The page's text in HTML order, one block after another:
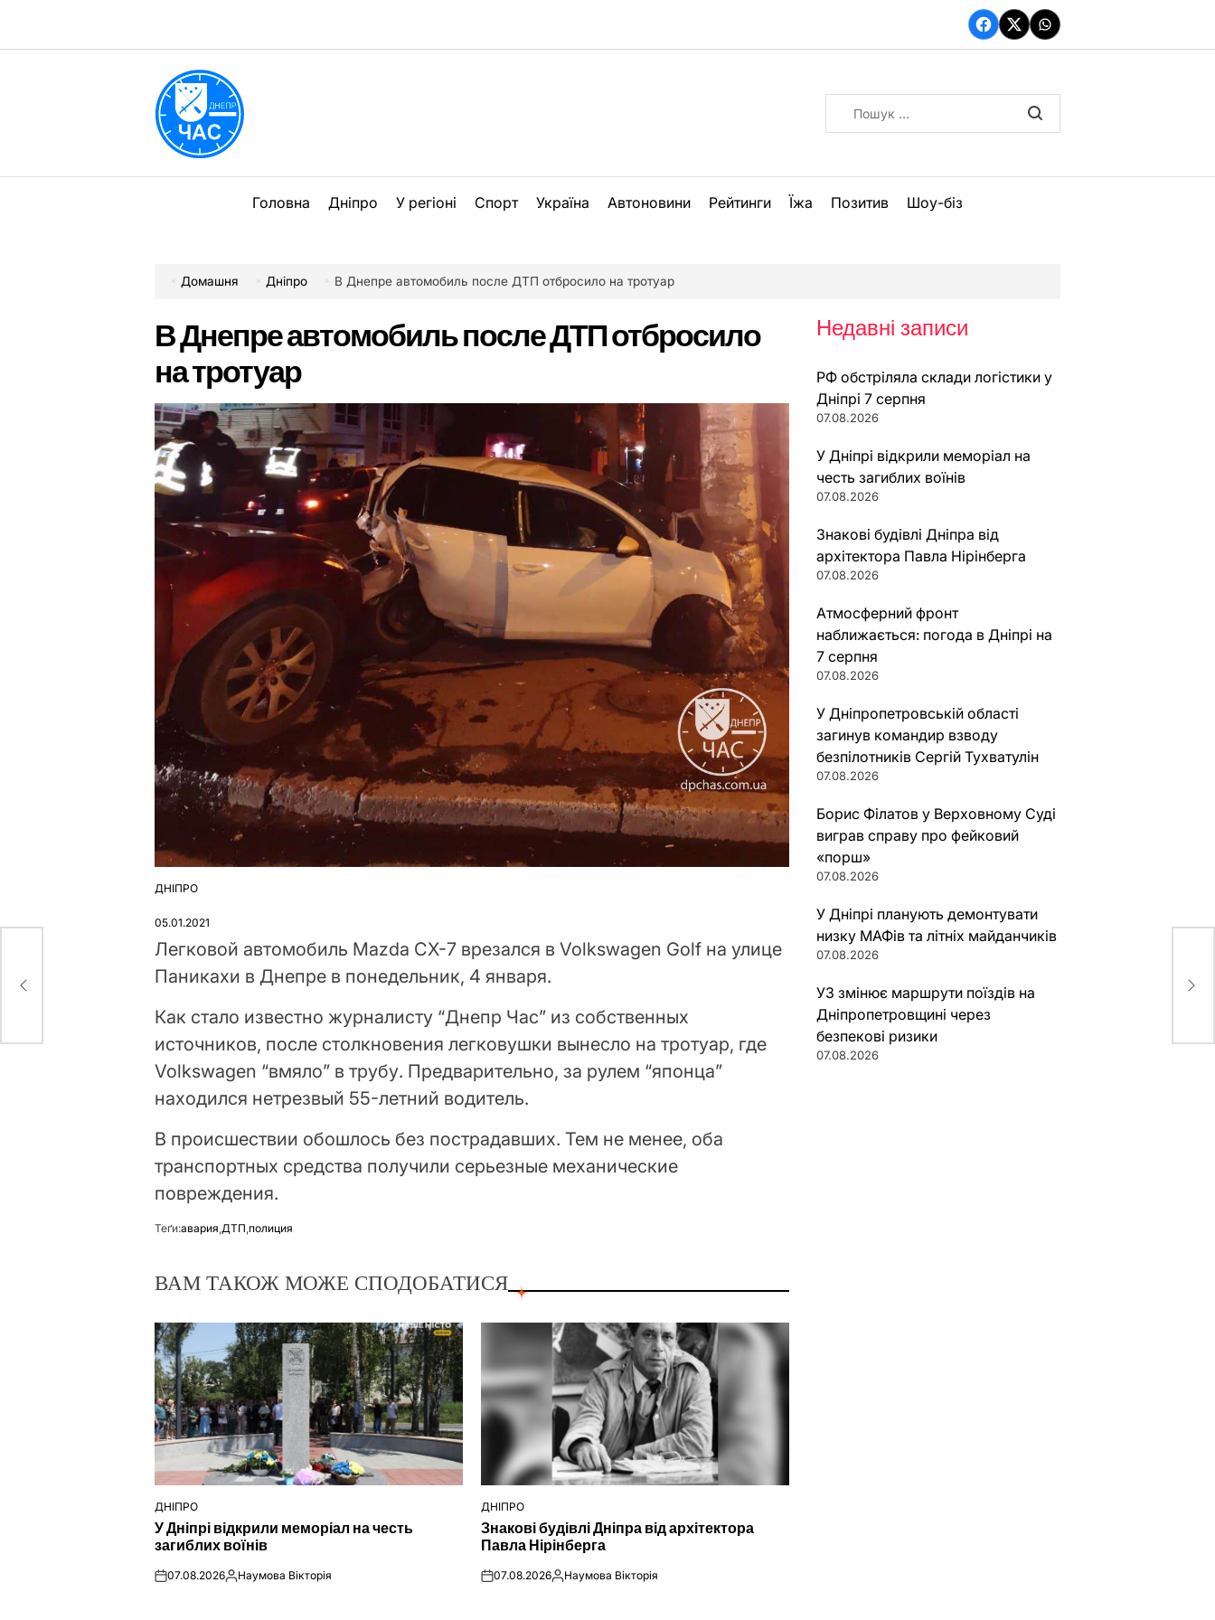
вмісту
Facebook
TwitterWhatsApp
Головна Дніпро У регіоні Спорт Україна Автоновини Рейтинги Їжа Позитив Шоу-біз
Домашня Дніпро В Днепре автомобиль после ДТП отбросило на тротуар
В Днепре автомобиль после ДТП отбросило
на тротуар
ОПУБЛІКУВАТИ
ДНІПРО
05.01.2021
Легковой автомобиль Mazda CX-7 врезался в Volkswagen Golf на улице
Паникахи в Днепре в понедельник, 4 января.
Как стало известно журналисту “Днепр Час” из собственных
источников, после столкновения легковушки вынесло на тротуар, где
Volkswagen “вмяло” в трубу. Предварительно, за рулем “японца”
находился нетрезвый 55-летний водитель.
В происшествии обошлось без пострадавших. Тем не менее, оба
транспортных средства получили серьезные механические
повреждения.
Теґи:авария ДТП полиция
ВАМ ТАКОЖ МОЖЕ СПОДОБАТИСЯ
ОПУБЛІКУВАТИ
У
ДНІПРО
У Дніпрі відкрили меморіал на честь
загиблих воїнів
on07.08.2026Опубліковано
Наумова Вікторія
ОПУБЛІКУВАТИ
У
ДНІПРО
Знакові будівлі Дніпра від архітектора
Павла Нірінберга
on07.08.2026Опубліковано
Наумова Вікторія
Недавні записи
РФ обстріляла склади логістики у
Дніпрі 7 серпня
07.08.2026
У Дніпрі відкрили меморіал на
честь загиблих воїнів
07.08.2026
Знакові будівлі Дніпра від
архітектора Павла Нірінберга
07.08.2026
Атмосферний фронт
наближається: погода в Дніпрі на
7 серпня
07.08.2026
У Дніпропетровській області
загинув командир взводу
безпілотників Сергій Тухватулін
07.08.2026
Борис Філатов у Верховному Суді
виграв справу про фейковий
«порш»
07.08.2026
У Дніпрі планують демонтувати
низку МАФів та літніх майданчиків
07.08.2026
УЗ змінює маршрути поїздів на
Дніпропетровщині через
безпекові ризики
07.08.2026